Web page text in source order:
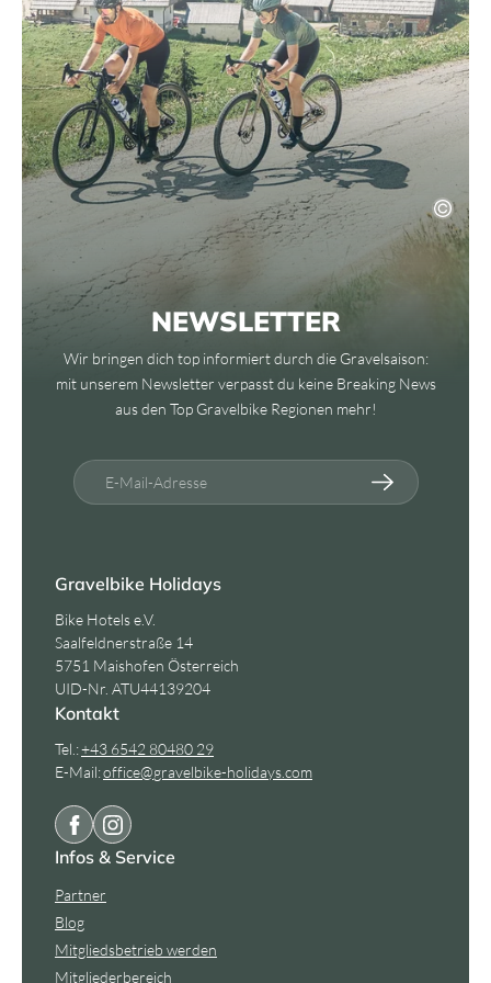
NEWSLETTER
Wir bringen dich top informiert durch die Gravelsaison:
mit unserem Newsletter verpasst du keine Breaking News
aus den Top Gravelbike Regionen mehr!
E-Mail-Adresse
Gravelbike Holidays
Bike Hotels e.V.
Saalfeldnerstraße 14
5751 Maishofen Österreich
UID-Nr. ATU44139204
Kontakt
Tel.:+43 6542 80480 29
E-Mail:office@gravelbike-holidays.com
Infos & Service
Partner
Blog
Mitgliedsbetrieb werden
Mitgliederbereich